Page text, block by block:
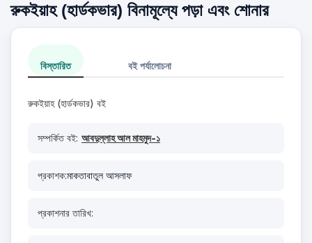
রুকইয়াহ (হার্ডকভার) বিনামূল্যে পড়া এবং শোনার
বিস্তারিত বই পর্যালোচনা
রুকইয়াহ (হার্ডকভার) বই
সম্পর্কিত বই: আবদুল্লাহ আল মাহমুদ-১
প্রকাশক:মাকতাবাতুল আসলাফ
প্রকাশনার তারিখ: